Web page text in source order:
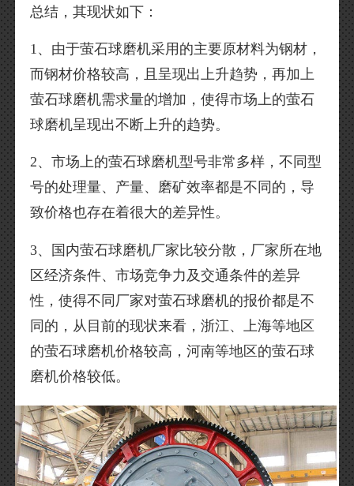
总结，其现状如下：
1、由于萤石球磨机采用的主要原材料为钢材，
而钢材价格较高，且呈现出上升趋势，再加上
萤石球磨机需求量的增加，使得市场上的萤石
球磨机呈现出不断上升的趋势。
2、市场上的萤石球磨机型号非常多样，不同型
号的处理量、产量、磨矿效率都是不同的，导
致价格也存在着很大的差异性。
3、国内萤石球磨机厂家比较分散，厂家所在地
区经济条件、市场竞争力及交通条件的差异
性，使得不同厂家对萤石球磨机的报价都是不
同的，从目前的现状来看，浙江、上海等地区
的萤石球磨机价格较高，河南等地区的萤石球
磨机价格较低。